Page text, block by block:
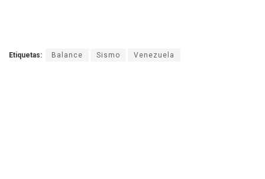
Etiquetas: Balance Sismo Venezuela